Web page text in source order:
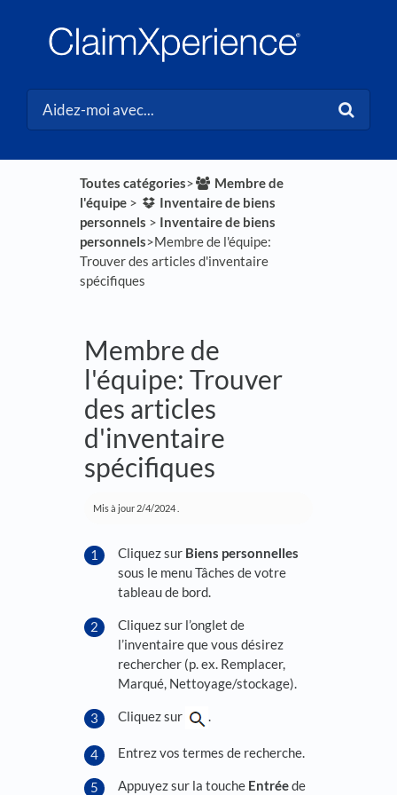
Toutes catégories​>​
​Membre de
l'équipe​ > ​
​Inventaire de biens
personnels ​ > ​ ​Inventaire de biens
personnels​>​ Membre de l'équipe:
Trouver des articles d'inventaire
spécifiques
Membre de
l'équipe: Trouver
des articles
d'inventaire
spécifiques
Mis à jour 2/4/2024
Cliquez sur Biens personnelles
sous le menu Tâches de votre
tableau de bord.
Cliquez sur l’onglet de
l’inventaire que vous désirez
rechercher (p. ex. Remplacer,
Marqué, Nettoyage/stockage).
Cliquez sur .
Entrez vos termes de recherche.
Appuyez sur la touche Entréede